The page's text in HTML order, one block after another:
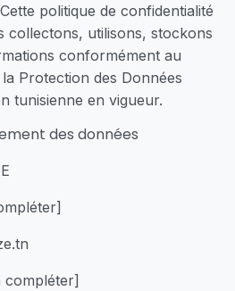
politique de confidentialité
collectons, utilisons, stockons
conformément au
Protection des Données
tunisienne en vigueur.
des données
compléter]